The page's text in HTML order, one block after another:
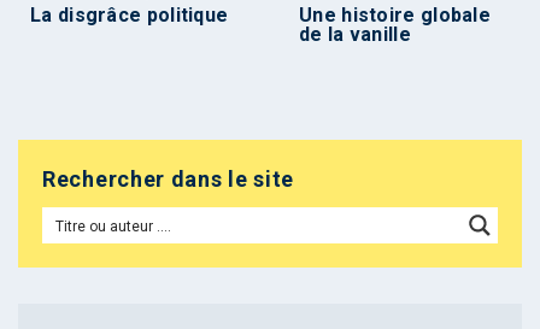
La disgrâce politique
Une histoire globale
de la vanille
Rechercher dans le site